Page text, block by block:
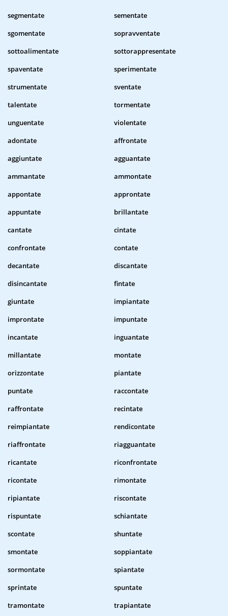
segmentate
sementate
sgomentate
sopravventate
sottoalimentate
sottorappresentate
spaventate
sperimentate
strumentate
sventate
talentate
tormentate
unguentate
violentate
adontate
affrontate
aggiuntate
agguantate
ammantate
ammontate
appontate
approntate
appuntate
brillantate
cantate
cintate
confrontate
contate
decantate
discantate
disincantate
fintate
giuntate
impiantate
improntate
impuntate
incantate
inguantate
millantate
montate
orizzontate
piantate
puntate
raccontate
raffrontate
recintate
reimpiantate
rendicontate
riaffrontate
riagguantate
ricantate
riconfrontate
ricontate
rimontate
ripiantate
riscontate
rispuntate
schiantate
scontate
shuntate
smontate
soppiantate
sormontate
spiantate
sprintate
spuntate
tramontate
trapiantate